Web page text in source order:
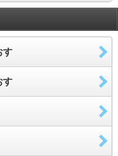
す
す